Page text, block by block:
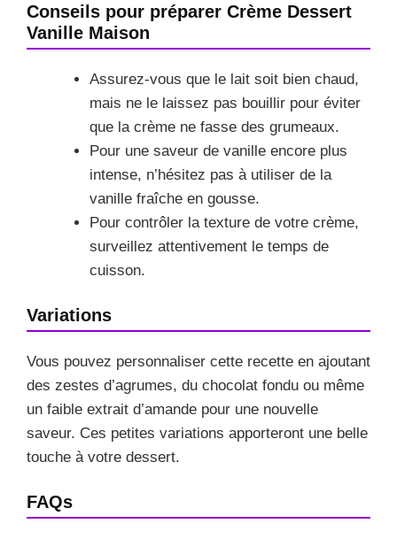
Conseils pour préparer Crème Dessert
Vanille Maison
Assurez-vous que le lait soit bien chaud,
mais ne le laissez pas bouillir pour éviter
que la crème ne fasse des grumeaux.
Pour une saveur de vanille encore plus
intense, n’hésitez pas à utiliser de la
vanille fraîche en gousse.
Pour contrôler la texture de votre crème,
surveillez attentivement le temps de
cuisson.
Variations
Vous pouvez personnaliser cette recette en ajoutant
des zestes d’agrumes, du chocolat fondu ou même
un faible extrait d’amande pour une nouvelle
saveur. Ces petites variations apporteront une belle
touche à votre dessert.
FAQs